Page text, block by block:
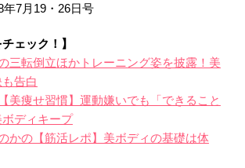
7月19・26日号
ェック！】
三転倒立ほかトレーニング姿を披露！美
告白
美痩せ習慣】運動嫌いでも「できること
ディキープ
かの【筋活レポ】美ボディの基礎は体